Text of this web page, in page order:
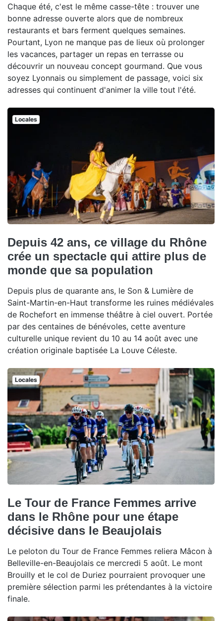
Chaque été, c'est le même casse-tête : trouver une
bonne adresse ouverte alors que de nombreux
restaurants et bars ferment quelques semaines.
Pourtant, Lyon ne manque pas de lieux où prolonger
les vacances, partager un repas en terrasse ou
découvrir un nouveau concept gourmand. Que vous
soyez Lyonnais ou simplement de passage, voici six
adresses qui continuent d'animer la ville tout l'été.
Locales
Depuis 42 ans, ce village du Rhône
crée un spectacle qui attire plus de
monde que sa population
Depuis plus de quarante ans, le Son & Lumière de
Saint-Martin-en-Haut transforme les ruines médiévales
de Rochefort en immense théâtre à ciel ouvert. Portée
par des centaines de bénévoles, cette aventure
culturelle unique revient du 10 au 14 août avec une
création originale baptisée La Louve Céleste.
Locales
Le Tour de France Femmes arrive
dans le Rhône pour une étape
décisive dans le Beaujolais
Le peloton du Tour de France Femmes reliera Mâcon à
Belleville-en-Beaujolais ce mercredi 5 août. Le mont
Brouilly et le col de Duriez pourraient provoquer une
première sélection parmi les prétendantes à la victoire
finale.